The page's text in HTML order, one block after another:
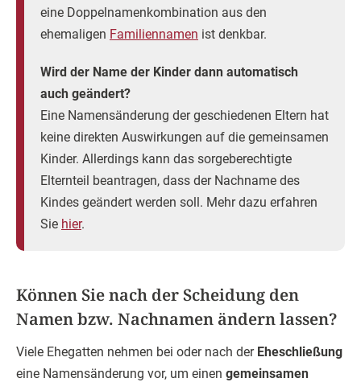
eine Doppelnamenkombination aus den
ehemaligen Familiennamen ist denkbar.
Wird der Name der Kinder dann automatisch
auch geändert?
Eine Namensänderung der geschiedenen Eltern hat
keine direkten Auswirkungen auf die gemeinsamen
Kinder. Allerdings kann das sorgeberechtigte
Elternteil beantragen, dass der Nachname des
Kindes geändert werden soll. Mehr dazu erfahren
Sie hier.
Können Sie nach der Scheidung den
Namen bzw. Nachnamen ändern lassen?
Viele Ehegatten nehmen bei oder nach der Eheschließung
eine Namensänderung vor, um einen gemeinsamen